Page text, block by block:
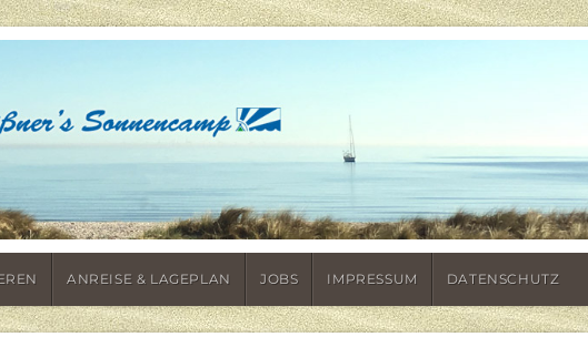
ANREISE & LAGEPLAN JOBS IMPRESSUM DATENSCHUTZ